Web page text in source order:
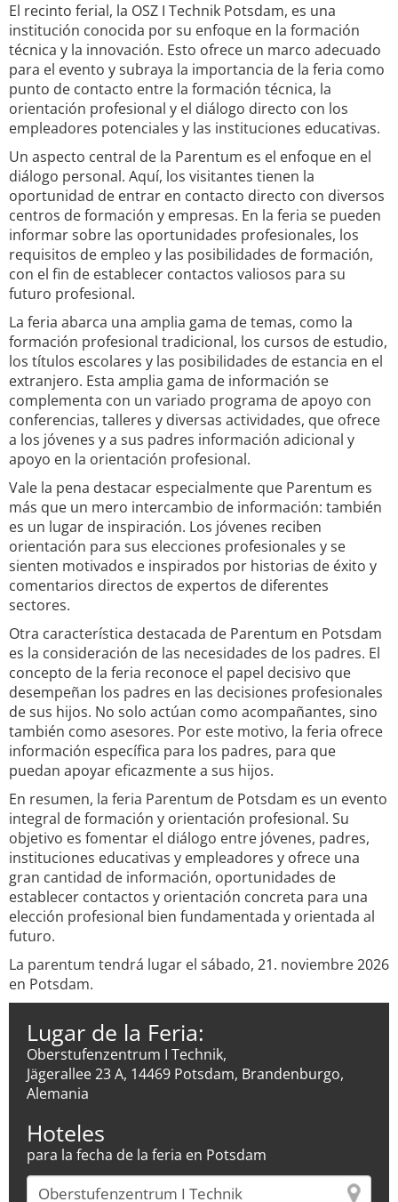
El recinto ferial, la OSZ I Technik Potsdam, es una
institución conocida por su enfoque en la formación
técnica y la innovación. Esto ofrece un marco adecuado
para el evento y subraya la importancia de la feria como
punto de contacto entre la formación técnica, la
orientación profesional y el diálogo directo con los
empleadores potenciales y las instituciones educativas.
Un aspecto central de la Parentum es el enfoque en el
diálogo personal. Aquí, los visitantes tienen la
oportunidad de entrar en contacto directo con diversos
centros de formación y empresas. En la feria se pueden
informar sobre las oportunidades profesionales, los
requisitos de empleo y las posibilidades de formación,
con el fin de establecer contactos valiosos para su
futuro profesional.
La feria abarca una amplia gama de temas, como la
formación profesional tradicional, los cursos de estudio,
los títulos escolares y las posibilidades de estancia en el
extranjero. Esta amplia gama de información se
complementa con un variado programa de apoyo con
conferencias, talleres y diversas actividades, que ofrece
a los jóvenes y a sus padres información adicional y
apoyo en la orientación profesional.
Vale la pena destacar especialmente que Parentum es
más que un mero intercambio de información: también
es un lugar de inspiración. Los jóvenes reciben
orientación para sus elecciones profesionales y se
sienten motivados e inspirados por historias de éxito y
comentarios directos de expertos de diferentes
sectores.
Otra característica destacada de Parentum en Potsdam
es la consideración de las necesidades de los padres. El
concepto de la feria reconoce el papel decisivo que
desempeñan los padres en las decisiones profesionales
de sus hijos. No solo actúan como acompañantes, sino
también como asesores. Por este motivo, la feria ofrece
información específica para los padres, para que
puedan apoyar eficazmente a sus hijos.
En resumen, la feria Parentum de Potsdam es un evento
integral de formación y orientación profesional. Su
objetivo es fomentar el diálogo entre jóvenes, padres,
instituciones educativas y empleadores y ofrece una
gran cantidad de información, oportunidades de
establecer contactos y orientación concreta para una
elección profesional bien fundamentada y orientada al
futuro.
La parentum tendrá lugar el sábado, 21. noviembre 2026
en Potsdam.
Lugar de la Feria:
Oberstufenzentrum I Technik,
Jägerallee 23 A, 14469 Potsdam, Brandenburgo,
Alemania
Hoteles
para la fecha de la feria en Potsdam